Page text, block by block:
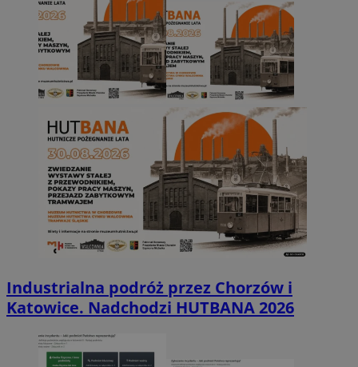
Industrialna podróż przez Chorzów i
Katowice. Nadchodzi HUTBANA 2026